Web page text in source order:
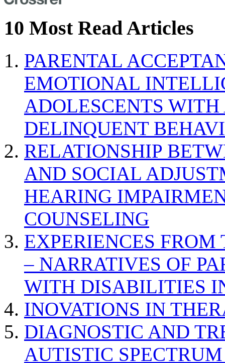
10 Most Read Articles
PARENTAL
EMOTIONAL
ADOLESCENTS
DELINQUENT
RELATIONSHIP
AND SOCIAL
HEARING
COUNSELING
EXPERIENCES
– NARRATIVES OF
WITH DISABILITIES
INOVATIONS IN
DIAGNOSTIC AND
AUTISTIC